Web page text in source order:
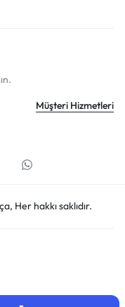
Müşteri Hizmetleri
Her hakkı saklıdır.